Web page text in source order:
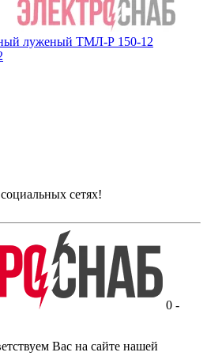
луженый ТМЛ-Р 150-12
сетях!
0 -
Вас на сайте нашей